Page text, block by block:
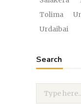
Tolima
Urdaibai
Search